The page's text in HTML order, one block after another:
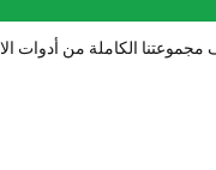
الكاملة من أدوات